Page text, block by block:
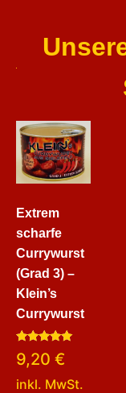
Extrem
scharfe
Currywurst
(Grad 3) –
Klein’s
Currywurst
Bewertet
mit
von 5
9,20 €
inkl. MwSt.